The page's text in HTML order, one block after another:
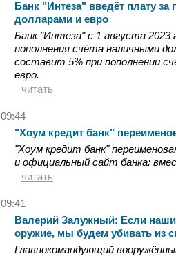
Банк "Интеза" введёт плату
долларами и евро
Банк "Интеза" с 1 августа 2023
пополнения счёта наличными
составит 5% при пополнении
евро.
читать
09:44
"Хоум кредит банк"
"Хоум кредит банк"
и официальный сайт банка:
читать
09:41
Валерий Залужный: Если наши
оружие, мы будем убивать из
Главнокомандующий